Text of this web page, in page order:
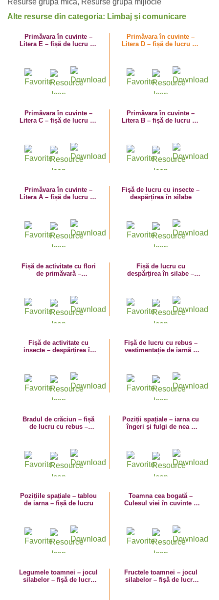
Resurse grupa mică, Resurse grupa mijlocie
Alte resurse din categoria: Limbaj și comunicare
Primăvara în cuvinte –
Litera E – fișă de lucru cu
Primăvara în cuvinte –
Litera D – fișă de lucru cu
Primăvara în cuvinte –
Litera C – fișă de lucru cu
Primăvara în cuvinte –
Litera B – fișă de lucru cu
Primăvara în cuvinte –
Litera A – fișă de lucru cu
Fișă de lucru cu insecte –
despărțirea în silabe
Fișă de activitate cu flori
de primăvară –
Fișă de lucru cu
despărțirea în silabe –
Fișă de activitate cu
insecte – despărțirea în
Fișă de lucru cu rebus –
vestimentație de iarnă –
Bradul de crăciun – fișă
de lucru cu rebus –
Poziții spațiale – iarna cu
îngeri și fulgi de nea –
Pozițiile spațiale – tablou
de iarna – fișă de lucru
Toamna cea bogată –
Culesul viei în cuvinte –
Legumele toamnei – jocul
silabelor – fișă de lucru
Fructele toamnei – jocul
silabelor – fișă de lucru